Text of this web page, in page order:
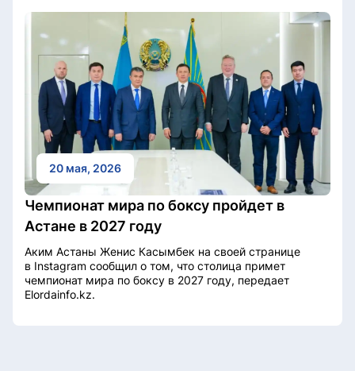
20 мая, 2026
Чемпионат мира по боксу пройдет в
Астане в 2027 году
Аким Астаны Женис Касымбек на своей странице
в Instagram сообщил о том, что столица примет
чемпионат мира по боксу в 2027 году, передает
Elordainfo.kz.